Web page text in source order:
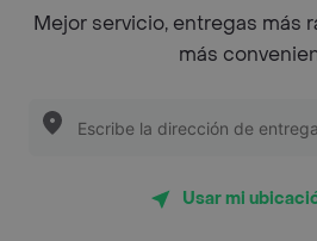
App Store Google play
Mejor servicio, entregas más
más
Usar mi